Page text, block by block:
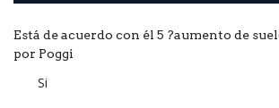
Está de acuerdo con él 5 ?aumento de
por Poggi
Si